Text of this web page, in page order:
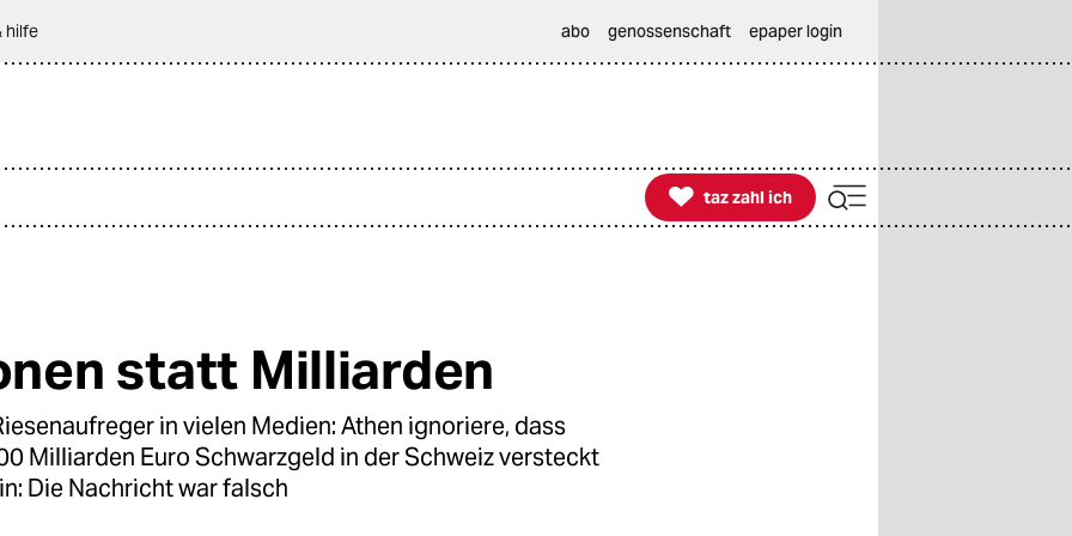
hilfe abo genossenschaft epaper login

taz zahl ich
taz zahl ich
statt Milliarden
in vielen Medien: Athen ignoriere, dass
Milliarden Euro Schwarzgeld in der Schweiz versteckt
Die Nachricht war falsch